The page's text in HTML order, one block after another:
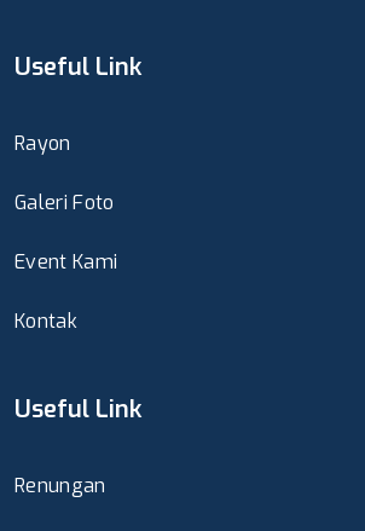
Useful Link
Rayon
Galeri Foto
Event Kami
Kontak
Useful Link
Renungan